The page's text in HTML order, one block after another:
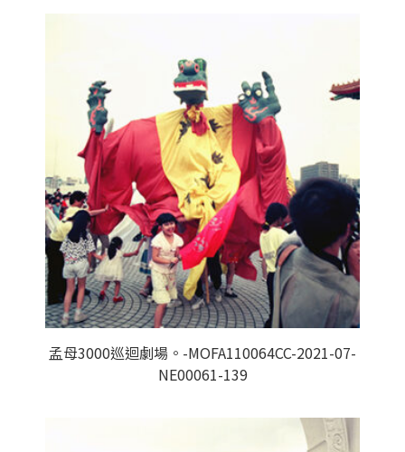
孟母3000巡迴劇場。-MOFA110064CC-2021-07-
NE00061-139